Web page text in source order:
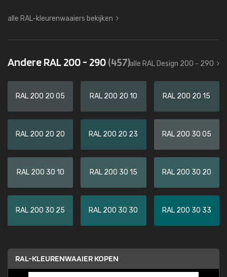
alle RAL-kleurenwaaiers bekijken
Andere RAL 200 - 290(457)alle RAL Design 200 - 290
RAL 200 20 05 RAL 200 20 10 RAL 200 20 15
RAL 200 20 20 RAL 200 20 23 RAL 200 30 05
RAL 200 30 10 RAL 200 30 15 RAL 200 30 20
RAL 200 30 25 RAL 200 30 30 RAL 200 30 33
RAL-KLEURENWAAIER KOPEN